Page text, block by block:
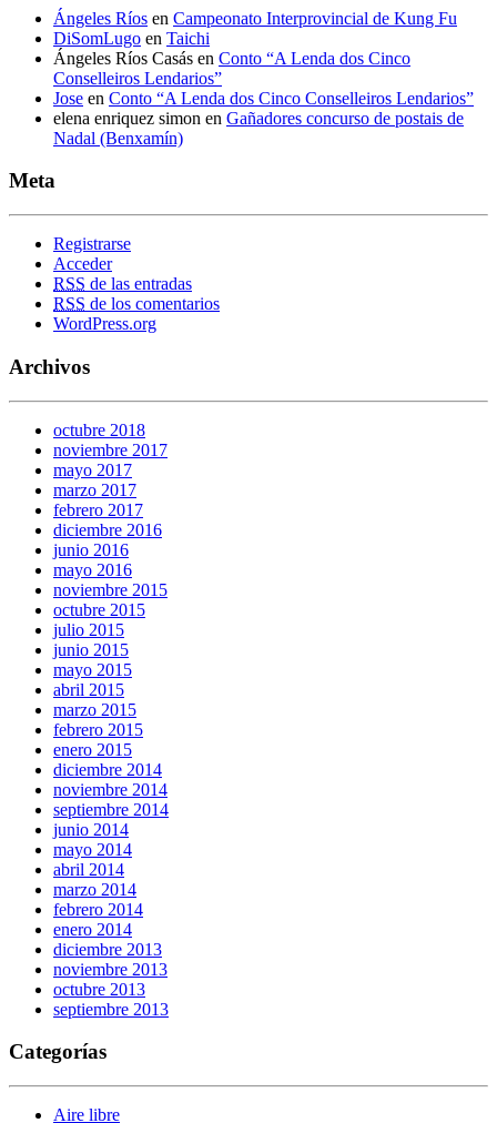
Ángeles Ríos en Campeonato Interprovincial de Kung Fu
DiSomLugo en Taichi
Ángeles Ríos Casás en Conto “A Lenda dos Cinco
Conselleiros Lendarios”
Jose en Conto “A Lenda dos Cinco Conselleiros Lendarios”
elena enriquez simon en Gañadores concurso de postais de
Nadal (Benxamín)
Meta
Registrarse
Acceder
RSS de las entradas
RSS de los comentarios
WordPress.org
Archivos
octubre 2018
noviembre 2017
mayo 2017
marzo 2017
febrero 2017
diciembre 2016
junio 2016
mayo 2016
noviembre 2015
octubre 2015
julio 2015
junio 2015
mayo 2015
abril 2015
marzo 2015
febrero 2015
enero 2015
diciembre 2014
noviembre 2014
septiembre 2014
junio 2014
mayo 2014
abril 2014
marzo 2014
febrero 2014
enero 2014
diciembre 2013
noviembre 2013
octubre 2013
septiembre 2013
Categorías
Aire libre